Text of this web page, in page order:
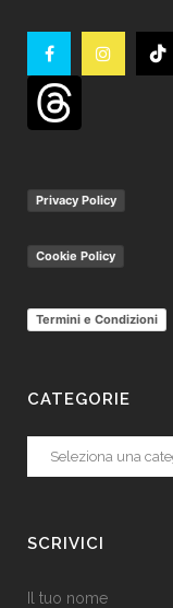
Privacy Policy
Cookie Policy
Termini e Condizioni
CATEGORIE
Categorie
SCRIVICI
Il tuo nome